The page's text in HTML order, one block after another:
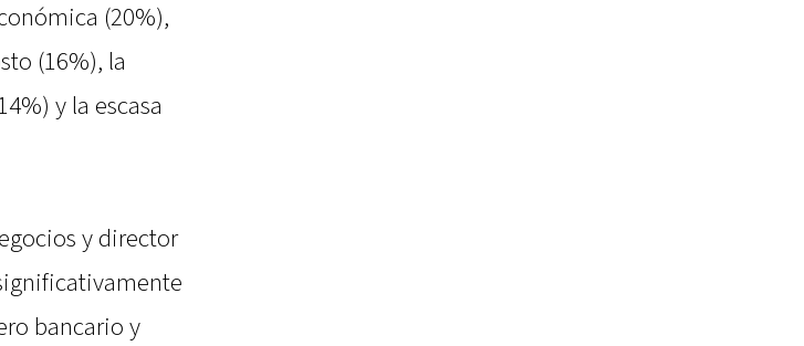
(20%),
(16%), la
y la escasa
y director
bancario y